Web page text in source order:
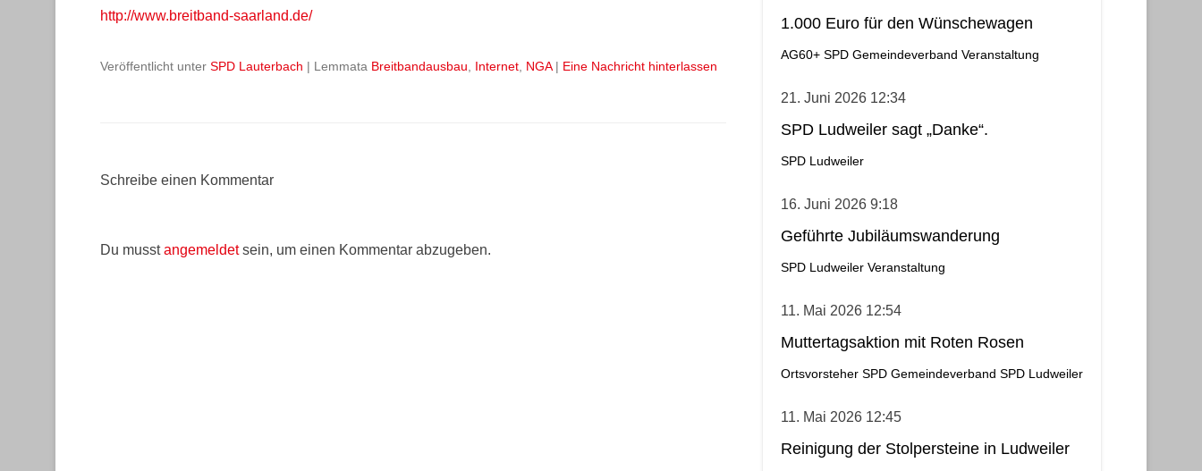
http://www.breitband-saarland.de/
Veröffentlicht unter SPD Lauterbach | Lemmata Breitbandausbau Internet NGA | Eine Nachricht hinterlassen
Schreibe einen Kommentar
Du musstangemeldetsein, um einen Kommentar abzugeben.
1.000 Euro für den Wünschewagen
AG60+ SPD Gemeindeverband Veranstaltung
21. Juni 2026 12:34
SPD Ludweiler sagt „Danke“.
SPD Ludweiler
16. Juni 2026 9:18
Geführte Jubiläumswanderung
SPD Ludweiler Veranstaltung
11. Mai 2026 12:54
Muttertagsaktion mit Roten Rosen
Ortsvorsteher SPD Gemeindeverband SPD Ludweiler
11. Mai 2026 12:45
Reinigung der Stolpersteine in Ludweiler